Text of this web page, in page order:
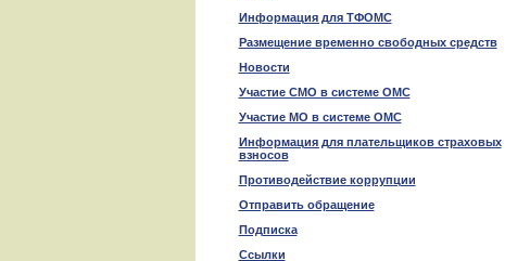
Информация для ТФОМС
Размещение временно свободных средств
Новости
Участие СМО в системе ОМС
Участие МО в системе ОМС
Информация для плательщиков страховых
взносов
Противодействие коррупции
Отправить обращение
Подписка
Ссылки